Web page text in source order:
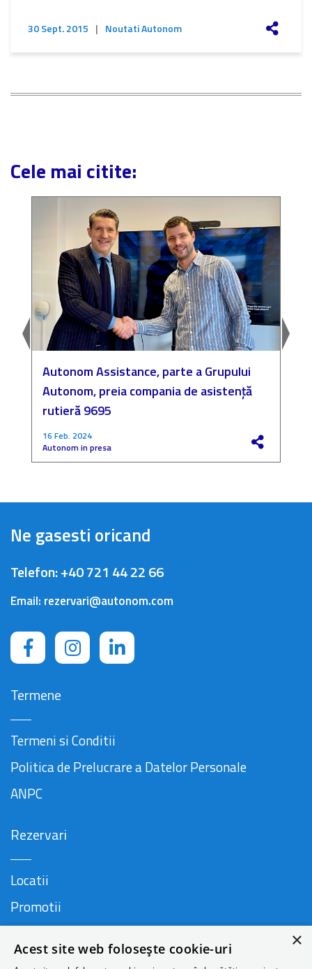
30 Sept. 2015 | Noutati Autonom
Cele mai citite:
Autonom Assistance, parte a Grupului
Autonom, preia compania de asistență
rutieră 9695
16 Feb. 2024
Autonom in presa
Ne gasesti oricand
Telefon:+40 721 44 22 66
Email: rezervari@autonom.com
Termene
Termeni si Conditii
Politica de Prelucrare a Datelor Personale
ANPC
Rezervari
Locatii
Promotii
×
Acest site web folosește cookie-uri